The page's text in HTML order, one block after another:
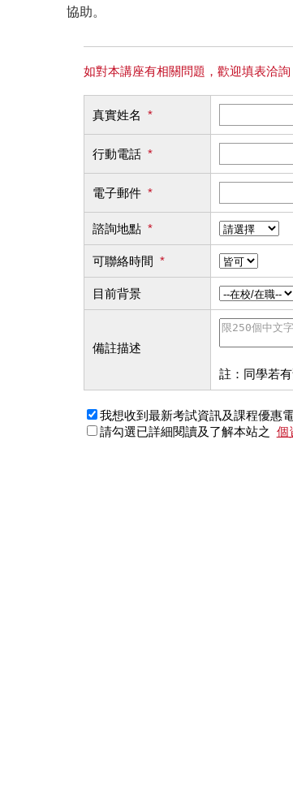
協助。
如對本講座有相關問題，歡迎填表洽
真實姓名 *
行動電話 *
電子郵件 *
諮詢地點 *
可聯絡時間 *
目前背景
備註描述
註：同學若
我想收到最新考試資訊及課程優惠
請勾選已詳細閱讀及了解本站之 個